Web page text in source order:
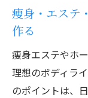
痩身・エステ
作る
痩身エステやホ
理想のボディラ
のポイントは、